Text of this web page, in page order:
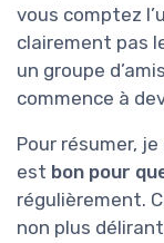
vous comptez
clairement pas
un groupe
commence à
Pour résumer,
est bon pour
régulièrement.
non plus